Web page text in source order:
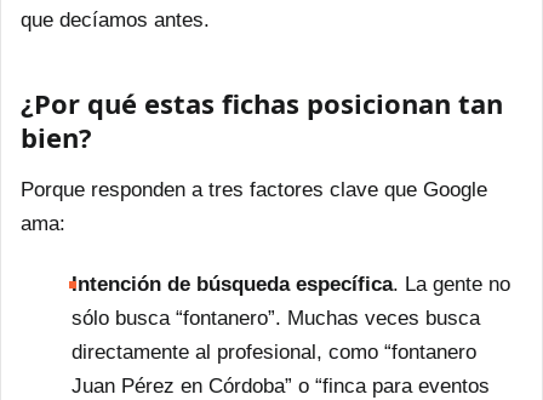
que decíamos antes.
¿Por qué estas fichas posicionan tan
bien?
Porque responden a tres factores clave que Google
ama:
Intención de búsqueda específica. La gente no
sólo busca “fontanero”. Muchas veces busca
directamente al profesional, como “fontanero
Juan Pérez en Córdoba” o “finca para eventos